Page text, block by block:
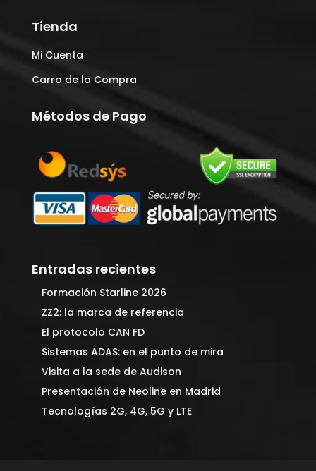
Tienda
Mi Cuenta
Carro de la Compra
Métodos de Pago
Entradas recientes
Formación Starline 2026
ZZ2: la marca de referencia
El protocolo CAN FD
Sistemas ADAS: en el punto de mira
Visita a la sede de Audison
Presentación de Neoline en Madrid
Tecnologías 2G, 4G, 5G y LTE